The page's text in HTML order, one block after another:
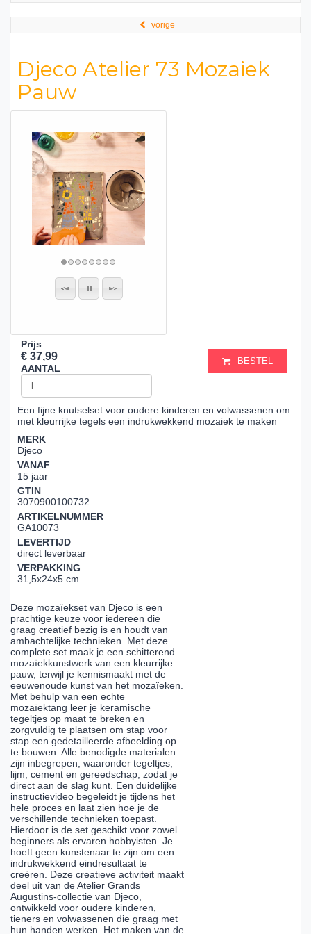
vorige
Djeco Atelier 73 Mozaiek
Pauw
Prijs
€ 37,99
AANTAL
BESTEL
Een fijne knutselset voor oudere kinderen en volwassenen om
met kleurrijke tegels een indrukwekkend mozaiek te maken
MERK
Djeco
VANAF
15 jaar
GTIN
3070900100732
ARTIKELNUMMER
GA10073
LEVERTIJD
direct leverbaar
VERPAKKING
31,5x24x5 cm
Deze mozaïekset van Djeco is een
prachtige keuze voor iedereen die
graag creatief bezig is en houdt van
ambachtelijke technieken. Met deze
complete set maak je een schitterend
mozaïekkunstwerk van een kleurrijke
pauw, terwijl je kennismaakt met de
eeuwenoude kunst van het mozaïeken.
Met behulp van een echte
mozaïektang leer je keramische
tegeltjes op maat te breken en
zorgvuldig te plaatsen om stap voor
stap een gedetailleerde afbeelding op
te bouwen. Alle benodigde materialen
zijn inbegrepen, waaronder tegeltjes,
lijm, cement en gereedschap, zodat je
direct aan de slag kunt. Een duidelijke
instructievideo begeleidt je tijdens het
hele proces en laat zien hoe je de
verschillende technieken toepast.
Hierdoor is de set geschikt voor zowel
beginners als ervaren hobbyisten. Je
hoeft geen kunstenaar te zijn om een
indrukwekkend eindresultaat te
creëren. Deze creatieve activiteit maakt
deel uit van de Atelier Grands
Augustins-collectie van Djeco,
ontwikkeld voor oudere kinderen,
tieners en volwassenen die graag met
hun handen werken. Het maken van de